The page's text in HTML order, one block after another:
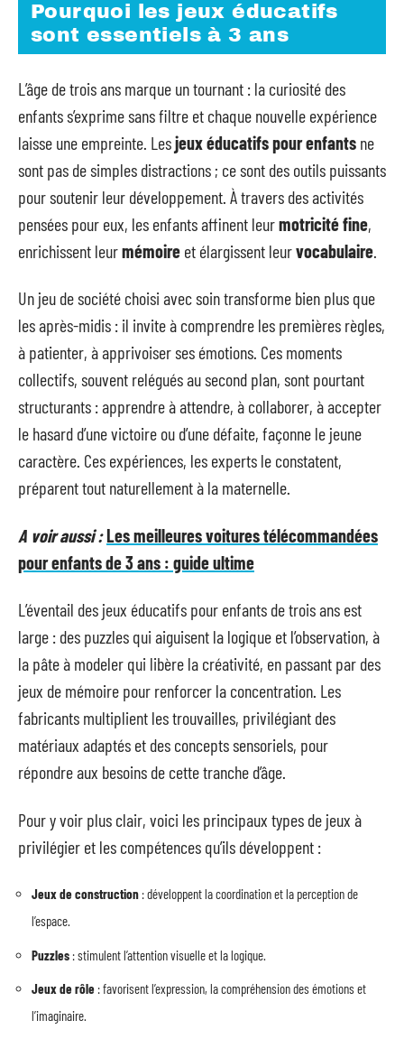
Pourquoi les jeux éducatifs
sont essentiels à 3 ans
L’âge de trois ans marque un tournant : la curiosité des
enfants s’exprime sans filtre et chaque nouvelle expérience
laisse une empreinte. Lesjeux éducatifs pour enfants ne
sont pas de simples distractions ; ce sont des outils puissants
pour soutenir leur développement. À travers des activités
pensées pour eux, les enfants affinent leurmotricité fine,
enrichissent leurmémoire et élargissent leurvocabulaire
Un jeu de société choisi avec soin transforme bien plus que
les après-midis : il invite à comprendre les premières règles,
à patienter, à apprivoiser ses émotions. Ces moments
collectifs, souvent relégués au second plan, sont pourtant
structurants : apprendre à attendre, à collaborer, à accepter
le hasard d’une victoire ou d’une défaite, façonne le jeune
caractère. Ces expériences, les experts le constatent,
préparent tout naturellement à la maternelle.
A voir aussi :Les meilleures voitures télécommandées
pour enfants de 3 ans : guide ultime
L’éventail des jeux éducatifs pour enfants de trois ans est
large : des puzzles qui aiguisent la logique et l’observation, à
la pâte à modeler qui libère la créativité, en passant par des
jeux de mémoire pour renforcer la concentration. Les
fabricants multiplient les trouvailles, privilégiant des
matériaux adaptés et des concepts sensoriels, pour
répondre aux besoins de cette tranche d’âge.
Pour y voir plus clair, voici les principaux types de jeux à
privilégier et les compétences qu’ils développent :
Jeux de construction : développent la coordination et la perception de
l’espace.
Puzzles : stimulent l’attention visuelle et la logique.
Jeux de rôle : favorisent l’expression, la compréhension des émotions et
l’imaginaire.